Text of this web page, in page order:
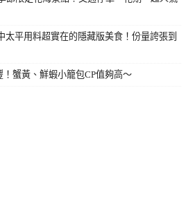
太平用料超實在的隱藏版美食！份量誇張到
蟹黃、鮮蝦小籠包CP值夠高～